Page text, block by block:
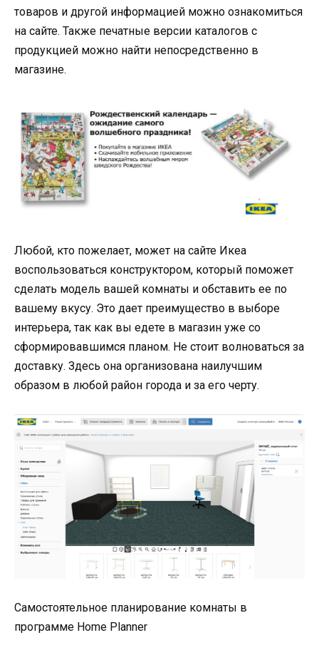
товаров и другой информацией можно ознакомиться
на сайте. Также печатные версии каталогов с
продукцией можно найти непосредственно в
магазине.
Любой, кто пожелает, может на сайте Икеа
воспользоваться конструктором, который поможет
сделать модель вашей комнаты и обставить ее по
вашему вкусу. Это дает преимущество в выборе
интерьера, так как вы едете в магазин уже со
сформировавшимся планом. Не стоит волноваться за
доставку. Здесь она организована наилучшим
образом в любой район города и за его черту.
Cамостоятельное планирование комнаты в
программе Home Planner